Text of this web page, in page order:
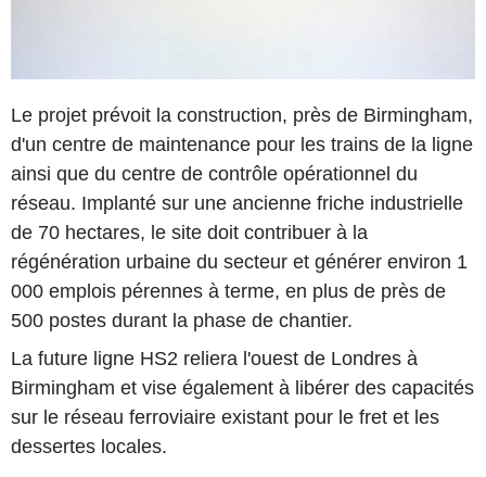
Le projet prévoit la construction, près de Birmingham,
d'un centre de maintenance pour les trains de la ligne
ainsi que du centre de contrôle opérationnel du
réseau. Implanté sur une ancienne friche industrielle
de 70 hectares, le site doit contribuer à la
régénération urbaine du secteur et générer environ 1
000 emplois pérennes à terme, en plus de près de
500 postes durant la phase de chantier.
La future ligne HS2 reliera l'ouest de Londres à
Birmingham et vise également à libérer des capacités
sur le réseau ferroviaire existant pour le fret et les
dessertes locales.